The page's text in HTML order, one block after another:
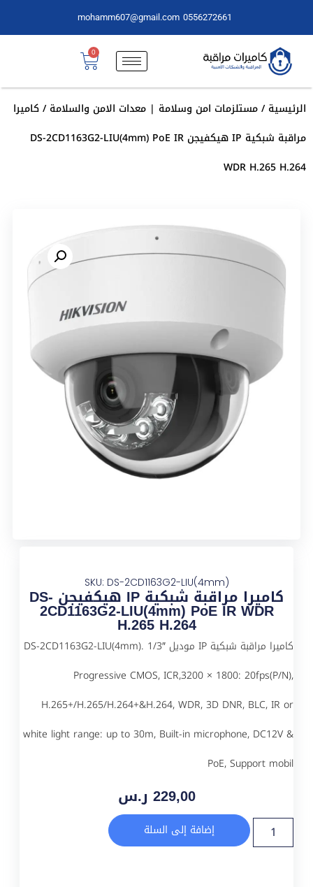
0556272661
mohamm607@gmail.com
0
الرئيسية/مستلزمات امن وسلامة | معدات الامن والسلامة/ كاميرا
مراقبة شبكية IP هيكفيجن DS-2CD1163G2-LIU(4mm) PoE IR
WDR H.265 H.264
SKU: DS-2CD1163G2-LIU(4mm)
كاميرا مراقبة شبكية IP هيكفيجن DS-
2CD1163G2-LIU(4mm) PoE IR WDR
H.265 H.264
كاميرا مراقبة شبكية IP موديل DS-2CD1163G2-LIU(4mm). 1/3″
Progressive CMOS, ICR,3200 × 1800: 20fps(P/N),
H.265+/H.265/H.264+&H.264, WDR, 3D DNR, BLC, IR or
white light range: up to 30m, Built-in microphone, DC12V &
PoE, Support mobil
229,00 ر.س
إضافة إلى السلة